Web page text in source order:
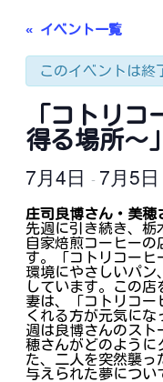
« イベント一覧
このイベントは終
「コトリ
得る場所～」
7月4日 - 7月5日
庄司良博さん・美穂
先週に引き続き、栃
自家焙煎コーヒーの
す。「コトリコーヒ
環境にやさしいパン
しています。この
妻は、「コトリコー
くれる方が元気に
週は良博さんのスト
穂さんがどのように
た、二人を突然襲っ
与えられた夢につい